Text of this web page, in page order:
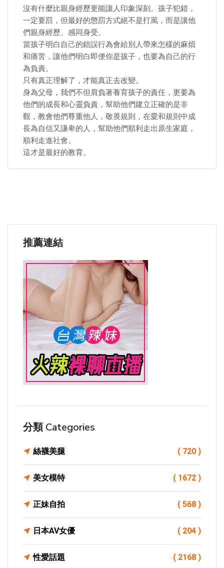
沒有什麼比親身經歷更能讓人印象深刻。孩子犯錯，
一定要罰，但最好的懲罰方式絕不是打罵，而是讓他
們親身經歷、感同身受。
當孩子明白自己的錯誤行為會給別人帶來怎樣的麻煩
和痛苦，讓他們明白即便你是孩子，也要為自己的行
為負責。
只有真正理解了，才能真正去改變。
身為父母，我們不但肩負著養育孩子的責任，更要為
他們的成長和心靈負責，幫助他們建立正確的是非
觀，教會他們尊重他人，敬畏規則，在愛和規則中成
長為自信又謙卑的人，幫助他們順利走出原生家庭，
順利走進社會。
這才是最好的教育。
推薦連結
分類 Categories
絲襪美腿 ( 720 )
美女模特 ( 1672 )
正妹自拍 ( 568 )
日本AV女優 ( 204 )
性愛話題 ( 2168 )